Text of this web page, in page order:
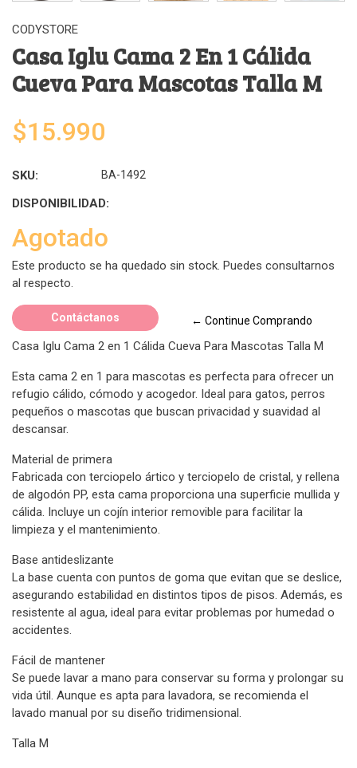
CODYSTORE
Casa Iglu Cama 2 En 1 Cálida
Cueva Para Mascotas Talla M
$15.990
SKU: BA-1492
DISPONIBILIDAD:
Agotado
Este producto se ha quedado sin stock. Puedes consultarnos
al respecto.
Contáctanos ← Continue Comprando
Casa Iglu Cama 2 en 1 Cálida Cueva Para Mascotas Talla M
Esta cama 2 en 1 para mascotas es perfecta para ofrecer un
refugio cálido, cómodo y acogedor. Ideal para gatos, perros
pequeños o mascotas que buscan privacidad y suavidad al
descansar.
Material de primera
Fabricada con terciopelo ártico y terciopelo de cristal, y rellena
de algodón PP, esta cama proporciona una superficie mullida y
cálida. Incluye un cojín interior removible para facilitar la
limpieza y el mantenimiento.
Base antideslizante
La base cuenta con puntos de goma que evitan que se deslice,
asegurando estabilidad en distintos tipos de pisos. Además, es
resistente al agua, ideal para evitar problemas por humedad o
accidentes.
Fácil de mantener
Se puede lavar a mano para conservar su forma y prolongar su
vida útil. Aunque es apta para lavadora, se recomienda el
lavado manual por su diseño tridimensional.
Talla M